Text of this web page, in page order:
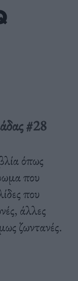
#28
όπως
που
που
άλλες
ζωντανές.